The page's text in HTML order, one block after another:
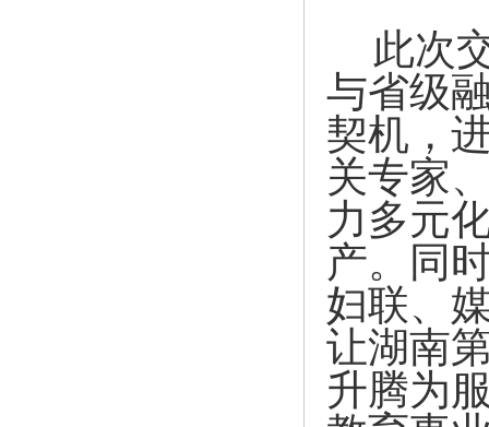
此次
与省级
契机，
关专家
力多元
产。同
妇联、
让湖南
升腾为